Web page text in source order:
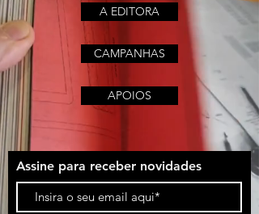
A EDITORA
CAMPANHAS
APOIOS
Assine para receber novidades